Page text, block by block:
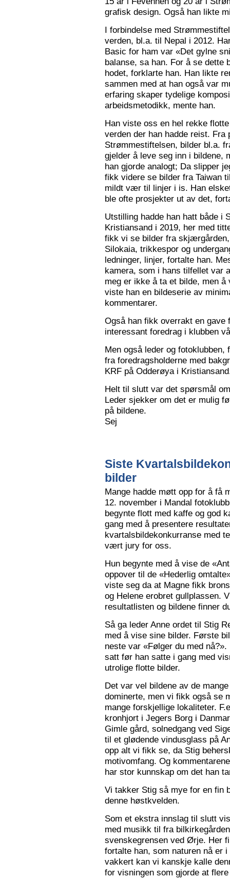
grafisk design. Også han likte
I forbindelse med
verden, bl.a. til Nepal i 2012.
Basic for ham var «Det gylne
balanse, sa han. For å se dette
hodet, forklarte han. Han likte
sammen med at han også var
erfaring skaper tydelige
arbeidsmetodikk, mente han.
Han viste oss en hel rekke
verden der han hadde reist. Fra
Strømmestiftelsen, bilder bl.a.
gjelder å leve seg inn i bildene,
han gjorde analogt; Da slipper
fikk videre se bilder fra Taiwan
mildt vær til linjer i is. Han
ble ofte prosjekter ut av det,
Utstilling hadde han hatt både i
Kristiansand i 2019, her med
fikk vi se bilder fra
Silokaia, trikkespor og
ledninger, linjer, fortalte han.
kamera, som i hans tilfellet var
meg er ikke å ta et bilde, men
viste han en bildeserie av
kommentarer.
Også han fikk overrakt en gave
interessant foredrag i klubben
Men også leder og
fra foredragsholderne med
KRF på Odderøya i
Helt til slutt var det spørsmål
Leder sjekker om det er mulig
på bildene.
Sej
Siste
bilder
Mange hadde møtt opp for å få
12. november i Mandal
begynte flott med kaffe og god
gang med å presentere
kvartalsbildekonkurranse med
vært jury for oss.
Hun begynte med å vise de
oppover til de «Hederlig
viste seg da at Magne fikk
og Helene erobret gullplassen.
resultatlisten og bildene finner
Så ga leder Anne ordet til Stig
med å vise sine bilder. Første
neste var «Følger du med
satt før han satte i gang med
utrolige flotte bilder.
Det var vel bildene av de
dominerte, men vi fikk også se
mange forskjellige lokaliteter.
kronhjort i Jegers Borg i
Gimle gård, solnedgang ved
til et glødende vindusglass på
opp alt vi fikk se, da Stig
motivomfang. Og
har stor kunnskap om det han
Vi takker Stig så mye for en fin
denne høstkvelden.
Som et ekstra innslag til slutt
med musikk til fra
svenskegrensen ved Ørje. Her
fortalte han, som naturen nå er
vakkert kan vi kanskje kalle
for visningen som gjorde at